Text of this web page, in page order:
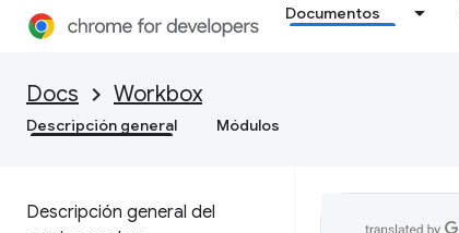
Documentos
Docs Workbox
Descripción general Módulos
Descripción general del